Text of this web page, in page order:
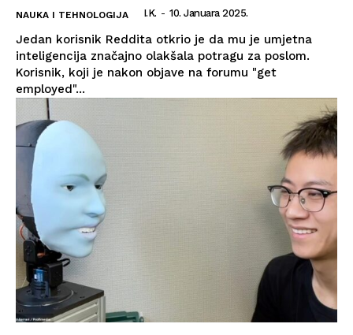
NAUKA I TEHNOLOGIJA I.K. - 10. Januara 2025.
Jedan korisnik Reddita otkrio je da mu je umjetna
inteligencija značajno olakšala potragu za poslom.
Korisnik, koji je nakon objave na forumu "get
employed"...